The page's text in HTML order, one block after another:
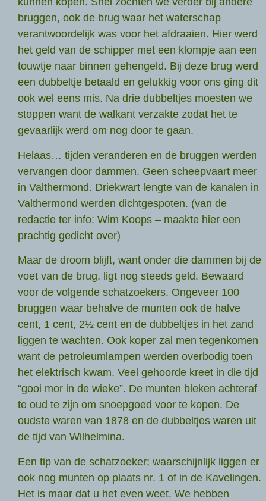
bruggen, ook de brug waar het waterschap
verantwoordelijk was voor het afdraaien. Hier werd
het geld van de schipper met een klompje aan een
touwtje naar binnen gehengeld. Bij deze brug werd
een dubbeltje betaald en gelukkig voor ons ging dit
ook wel eens mis. Na drie dubbeltjes moesten we
stoppen want de walkant verzakte zodat het te
gevaarlijk werd om nog door te gaan.
Helaas… tijden veranderen en de bruggen werden
vervangen door dammen. Geen scheepvaart meer
in Valthermond. Driekwart lengte van de kanalen in
Valthermond werden dichtgespoten. (van de
redactie ter info: Wim Koops – maakte hier een
prachtig gedicht over)
Maar de droom blijft, want onder die dammen bij de
voet van de brug, ligt nog steeds geld. Bewaard
voor de volgende schatzoekers. Ongeveer 100
bruggen waar behalve de munten ook de halve
cent, 1 cent, 2½ cent en de dubbeltjes in het zand
liggen te wachten. Ook koper zal men tegenkomen
want de petroleumlampen werden overbodig toen
het elektrisch kwam. Veel gehoorde kreet in die tijd
“gooi mor in de wieke”. De munten bleken achteraf
te oud te zijn om snoepgoed voor te kopen. De
oudste waren van 1878 en de dubbeltjes waren uit
de tijd van Wilhelmina.
Een tip van de schatzoeker; waarschijnlijk liggen er
ook nog munten op plaats nr. 1 of in de Kavelingen.
Het is maar dat u het even weet. We hebben